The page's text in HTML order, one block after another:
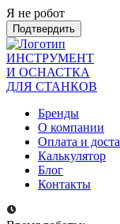
Я не робот
Подтвердить
ИНСТРУМЕНТ
И ОСНАСТКА
ДЛЯ СТАНКОВ
Бренды
О компании
Оплата и
Калькулятор
Блог
Контакты